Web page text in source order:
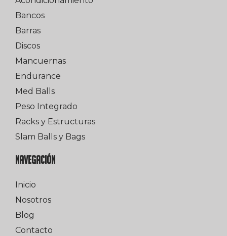
Bancos
Barras
Discos
Mancuernas
Endurance
Med Balls
Peso Integrado
Racks y Estructuras
Slam Balls y Bags
NAVEGACIÓN
Inicio
Nosotros
Blog
Contacto